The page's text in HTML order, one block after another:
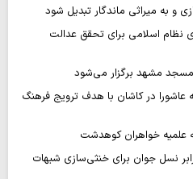
و به میراثی ماندگار تبدیل شود
نظام اسلامی برای تحقق عدالت
عاشورا در کاشان با هدف ترویج فرهنگ
نسل جوان برای خنثی‌سازی شبهات